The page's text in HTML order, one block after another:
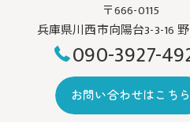
〒666-0115
兵庫県川西市向陽台3-3-16
090-3927-
お問い合わせはこちら